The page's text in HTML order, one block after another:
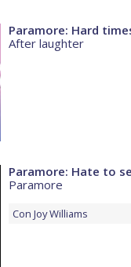
Paramore: Hard
After laughter
Paramore: Hate to
Paramore
Con Joy Williams